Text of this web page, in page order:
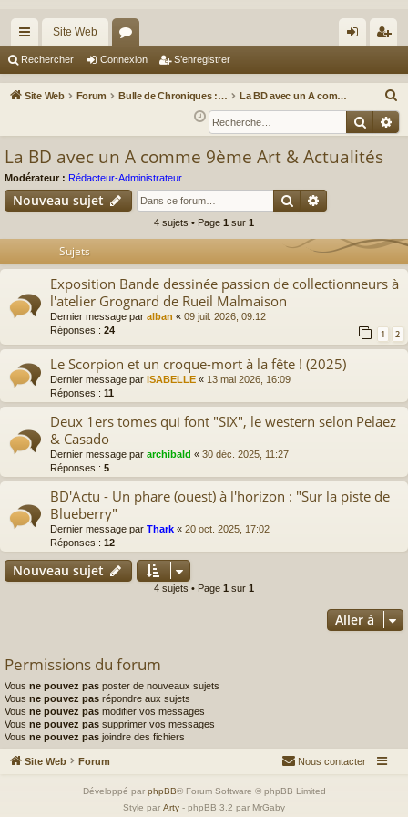
cc
ès
Site Web
or
u ne
xi
nr
eg
Rechercher Connexion S’enregistrer
Site Web Forum Bulle de Chroniques : Albums, Auteurs & Actus BD La BD avec un A comme 9ème Art & Actualités
e
c
La BD avec un A comme 9ème Art & Actualités
Modérateur : Rédacteur-Administrateur
Nouveau sujet Rechercher
4 sujets • Page 1 sur 1
Sujets
Exposition Bande dessinée passion de collectionneurs à
l'atelier Grognard de Rueil Malmaison
Dernier message par alban « 09 juil. 2026, 09:12
Réponses : 24 1 2
Le Scorpion et un croque-mort à la fête ! (2025)
Dernier message par iSABELLE « 13 mai 2026, 16:09
Réponses : 11
Deux 1ers tomes qui font "SIX", le western selon Pelaez
& Casado
Dernier message par archibald « 30 déc. 2025, 11:27
Réponses : 5
BD'Actu - Un phare (ouest) à l'horizon : "Sur la piste de
Blueberry"
Dernier message par Thark « 20 oct. 2025, 17:02
Réponses : 12
Nouveau sujet
4 sujets • Page 1 sur 1
Aller à
Permissions du forum
Vous ne pouvez pas poster de nouveaux sujets
Vous ne pouvez pas répondre aux sujets
Vous ne pouvez pas modifier vos messages
Vous ne pouvez pas supprimer vos messages
Vous ne pouvez pas joindre des fichiers
Site Web Forum Nous contacter
Développé par phpBB® Forum Software © phpBB Limited
Style par Arty - phpBB 3.2 par MrGaby